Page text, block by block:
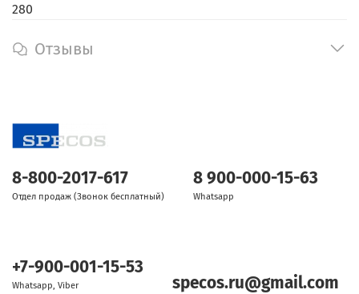
280
Отзывы
8-800-2017-617
Отдел продаж (Звонок бесплатный)
8 900-000-15-63
Whatsapp
+7-900-001-15-53
Whatsapp, Viber specos.ru@gmail.com